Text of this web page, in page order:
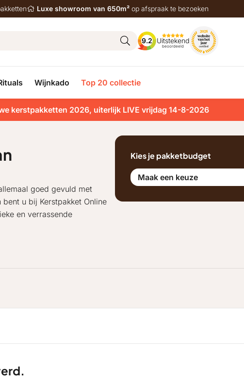
Luxe showroom van 650m² op afspraak te bezoeken
9.2 Uitstekend
beoordeeld
Wijnkado Top 20 collectie
kerstpakketten 2026, uiterlijk LIVE vrijdag 14-8-2026
goed gevuld met
u bij Kerstpakket Online
en verrassende
Kies je pakketbudget
Maak een keuze